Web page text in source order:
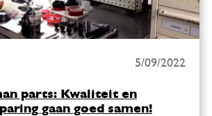
5/09/2022
parts: Kwaliteit en
gaan goed samen!